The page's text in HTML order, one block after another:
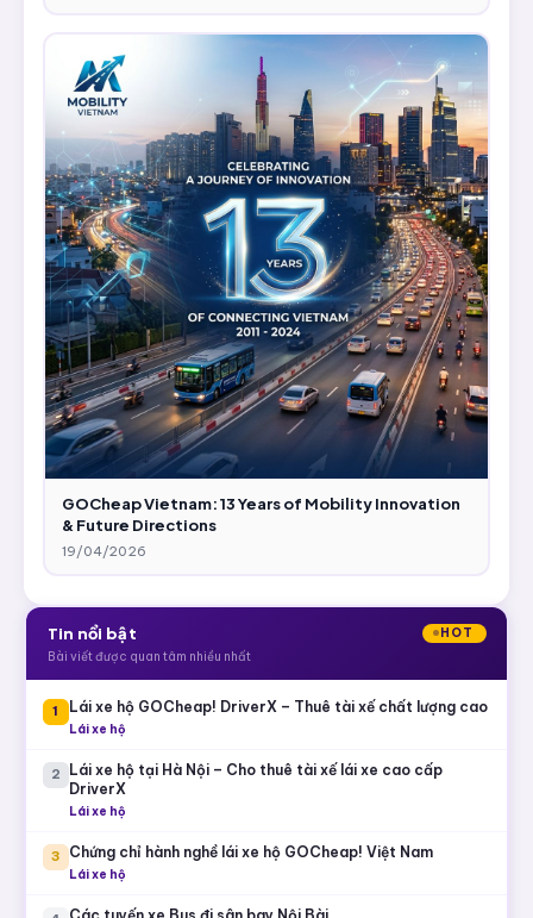
GOCheap Vietnam: 13 Years of Mobility Innovation
& Future Directions
19/04/2026
Tin nổi bật
HOT
Bài viết được quan tâm nhiều nhất
1 Lái xe hộ GOCheap! DriverX – Thuê tài xế chất lượng cao
Lái xe hộ
2 Lái xe hộ tại Hà Nội – Cho thuê tài xế lái xe cao cấp
DriverX
Lái xe hộ
3 Chứng chỉ hành nghề lái xe hộ GOCheap! Việt Nam
Lái xe hộ